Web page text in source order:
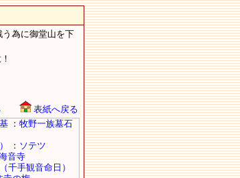
う為に御堂山を下
表紙へ戻る